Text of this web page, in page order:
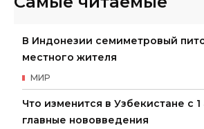
В Индонезии семиметровый
местного жителя
МИР
Что изменится в Узбекистане с 1
главные нововведения